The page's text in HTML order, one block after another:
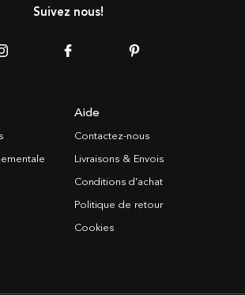
Suivez nous!
Aide
Contactez-nous
Livraisons & Envois
Conditions d’achat
Politique de retour
Cookies